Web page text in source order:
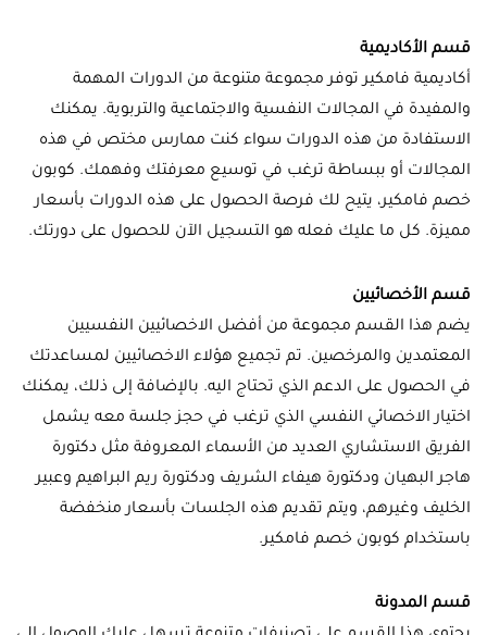
قسم الأكاديمية
أكاديمية فامكير توفر مجموعة متنوعة من الدورات المهمة
والمفيدة في المجالات النفسية والاجتماعية والتربوية. يمكنك
الاستفادة من هذه الدورات سواء كنت ممارس مختص في هذه
المجالات أو ببساطة ترغب في توسيع معرفتك وفهمك. كوبون
خصم فامكير، يتيح لك فرصة الحصول على هذه الدورات بأسعار
مميزة. كل ما عليك فعله هو التسجيل الآن للحصول على دورتك.
قسم الأخصائيين
يضم هذا القسم مجموعة من أفضل الاخصائيين النفسيين
المعتمدين والمرخصين. تم تجميع هؤلاء الاخصائيين لمساعدتك
في الحصول على الدعم الذي تحتاج اليه. بالإضافة إلى ذلك، يمكنك
اختيار الاخصائي النفسي الذي ترغب في حجز جلسة معه يشمل
الفريق الاستشاري العديد من الأسماء المعروفة مثل دكتورة
هاجر البهيان ودكتورة هيفاء الشريف ودكتورة ريم البراهيم وعبير
الخليف وغيرهم، ويتم تقديم هذه الجلسات بأسعار منخفضة
باستخدام كوبون خصم فامكير.
قسم المدونة